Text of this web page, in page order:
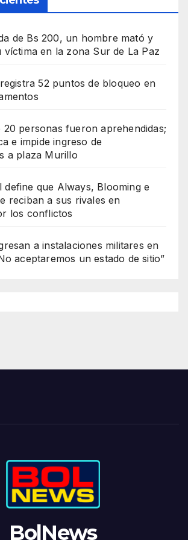
de Bs 200, un hombre mató y
víctima en la zona Sur de La Paz
52 puntos de bloqueo en
20 personas fueron aprehendidas;
e impide ingreso de
a plaza Murillo
define que Always, Blooming e
reciban a sus rivales en
los conflictos
a instalaciones militares en
aceptaremos un estado de sitio”
BolNews